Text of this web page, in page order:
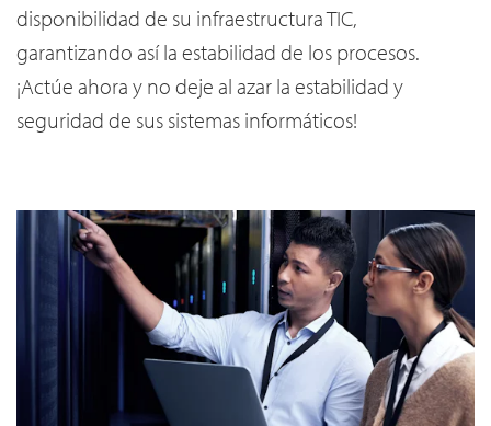
disponibilidad de su infraestructura TIC,
garantizando así la estabilidad de los procesos.
¡Actúe ahora y no deje al azar la estabilidad y
seguridad de sus sistemas informáticos!